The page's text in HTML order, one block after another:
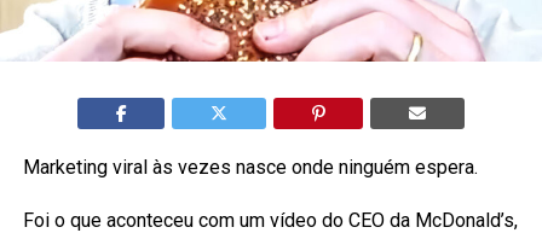
Marketing viral às vezes nasce onde ninguém espera.
Foi o que aconteceu com um vídeo do CEO da McDonald’s,